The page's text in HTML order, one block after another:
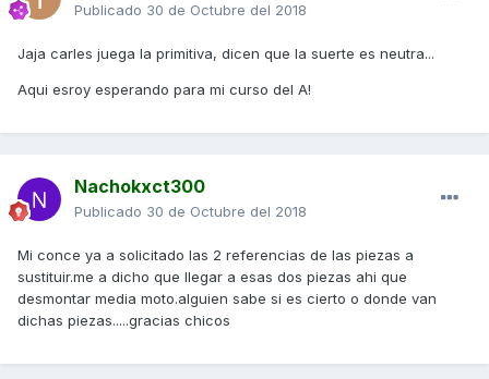
Publicado 30 de Octubre del 2018
Jaja carles juega la primitiva, dicen que la suerte es neutra...
Aqui esroy esperando para mi curso del A!
Nachokxct300
Publicado 30 de Octubre del 2018
Mi conce ya a solicitado las 2 referencias de las piezas a
sustituir.me a dicho que llegar a esas dos piezas ahi que
desmontar media moto.alguien sabe si es cierto o donde van
dichas piezas.....gracias chicos